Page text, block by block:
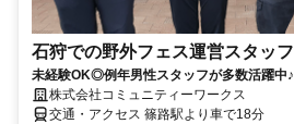
石狩での野外フェス運営スタッフ
未経験OK◎例年男性スタッフが多数活躍中♪
株式会社コミュニティーワークス
交通・アクセス 篠路駅より車で18分